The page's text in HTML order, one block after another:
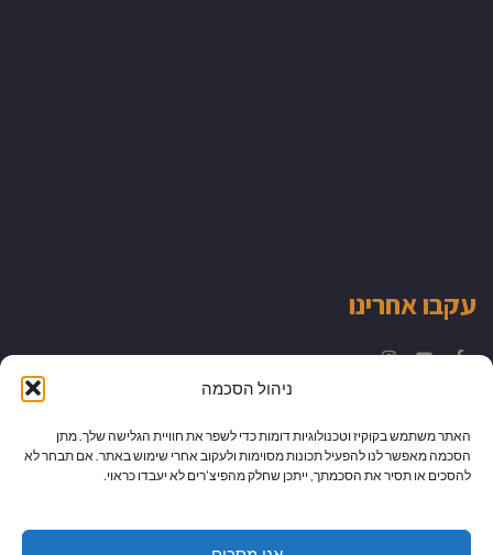
ניהול הסכמה
האתר משתמש בקוקיז וטכנולוגיות דומות כדי לשפר את חוויית הגלישה שלך. מתן
הסכמה מאפשר לנו להפעיל תכונות מסוימות ולעקוב אחרי שימוש באתר. אם תבחר לא
להסכים או תסיר את הסכמתך, ייתכן שחלק מהפיצ’רים לא יעבדו כראוי.
עקבו אחרינו